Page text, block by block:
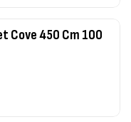
Cove 450 Cm 100